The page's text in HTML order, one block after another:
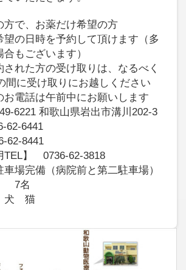
で、お薬だけ希望の方
望の日時を予約して頂けます（多
もございます）
された方の受け取りは、なるべく
間に受け取りにお越しください
お電話は午前中にお願いします
6221 和歌山県岩出市溝川202-3
62-6441
62-8441
TEL】 0736-62-3818
場完備（病院前と第二駐車場）
7名
犬 猫